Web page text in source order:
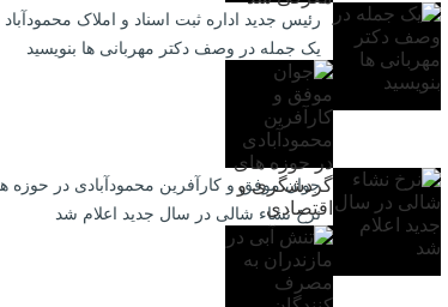
رئیس جدید اداره ثبت اسناد و املاک
یک جمله در وصف دکتر مهربانی ها بنویسید
جوان موفق و کارآفرین محمودآبادی در
نرخ نشاء شالی در سال جدید اعلام شد